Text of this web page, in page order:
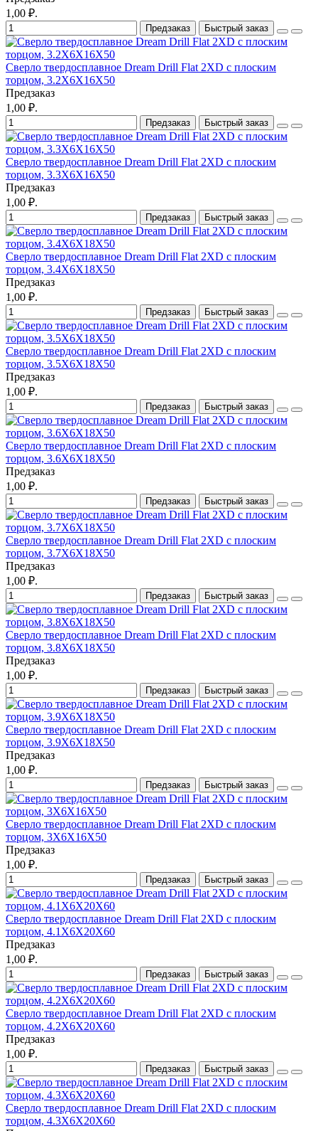
1,00 ₽.
Предзаказ Быстрый заказ
Сверло твердосплавное Dream Drill Flat 2XD с плоским
торцом, 3.2X6X16X50
Предзаказ
1,00 ₽.
Предзаказ Быстрый заказ
Сверло твердосплавное Dream Drill Flat 2XD с плоским
торцом, 3.3X6X16X50
Предзаказ
1,00 ₽.
Предзаказ Быстрый заказ
Сверло твердосплавное Dream Drill Flat 2XD с плоским
торцом, 3.4X6X18X50
Предзаказ
1,00 ₽.
Предзаказ Быстрый заказ
Сверло твердосплавное Dream Drill Flat 2XD с плоским
торцом, 3.5X6X18X50
Предзаказ
1,00 ₽.
Предзаказ Быстрый заказ
Сверло твердосплавное Dream Drill Flat 2XD с плоским
торцом, 3.6X6X18X50
Предзаказ
1,00 ₽.
Предзаказ Быстрый заказ
Сверло твердосплавное Dream Drill Flat 2XD с плоским
торцом, 3.7X6X18X50
Предзаказ
1,00 ₽.
Предзаказ Быстрый заказ
Сверло твердосплавное Dream Drill Flat 2XD с плоским
торцом, 3.8X6X18X50
Предзаказ
1,00 ₽.
Предзаказ Быстрый заказ
Сверло твердосплавное Dream Drill Flat 2XD с плоским
торцом, 3.9X6X18X50
Предзаказ
1,00 ₽.
Предзаказ Быстрый заказ
Сверло твердосплавное Dream Drill Flat 2XD с плоским
торцом, 3X6X16X50
Предзаказ
1,00 ₽.
Предзаказ Быстрый заказ
Сверло твердосплавное Dream Drill Flat 2XD с плоским
торцом, 4.1X6X20X60
Предзаказ
1,00 ₽.
Предзаказ Быстрый заказ
Сверло твердосплавное Dream Drill Flat 2XD с плоским
торцом, 4.2X6X20X60
Предзаказ
1,00 ₽.
Предзаказ Быстрый заказ
Сверло твердосплавное Dream Drill Flat 2XD с плоским
торцом, 4.3X6X20X60